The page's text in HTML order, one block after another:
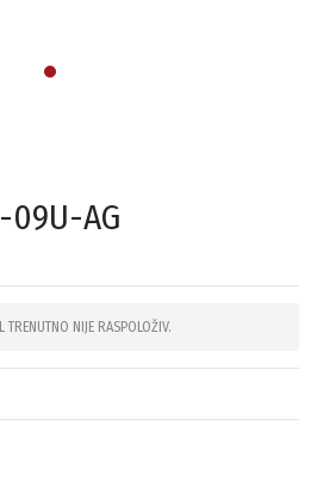
09U-AG
TRENUTNO NIJE RASPOLOŽIV.